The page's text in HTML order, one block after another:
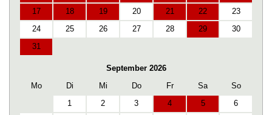
17
18 19 20 21 22
23
24
25 26 27 28 29
30
31
September 2026
Mo
Di Mi Do Fr Sa
So
1
2 3 4 5
6